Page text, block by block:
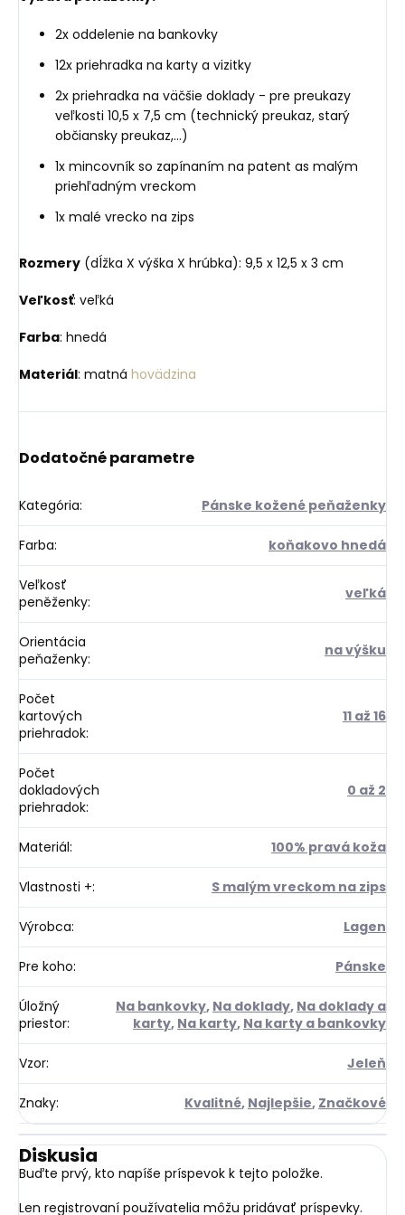
2x oddelenie na bankovky
12x priehradka na karty a vizitky
2x priehradka na väčšie doklady - pre preukazy
veľkosti 10,5 x 7,5 cm (technický preukaz, starý
občiansky preukaz,...)
1x mincovník so zapínaním na patent as malým
priehľadným vreckom
1x malé vrecko na zips
Rozmery (dĺžka X výška X hrúbka): 9,5 x 12,5 x 3 cm
Veľkosť: veľká
Farba: hnedá
Materiál: matná hovädzina
Dodatočné parametre
Kategória: Pánske kožené peňaženky
Farba: koňakovo hnedá
Veľkosť
peněženky: veľká
Orientácia
peňaženky: na výšku
Počet
kartových
priehradok:
11 až 16
Počet
dokladových
priehradok:
0 až 2
Materiál: 100% pravá koža
Vlastnosti +: S malým vreckom na zips
Výrobca: Lagen
Pre koho: Pánske
Úložný
priestor:
Na bankovky, Na doklady, Na doklady a
karty, Na karty, Na karty a bankovky
Vzor: Jeleň
Znaky: Kvalitné, Najlepšie, Značkové
Diskusia
Buďte prvý, kto napíše príspevok k tejto položke.
Len registrovaní používatelia môžu pridávať príspevky.